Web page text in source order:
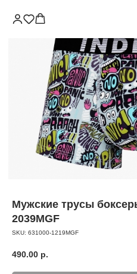
Мужские трусы
2039MGF
SKU: 631000-1219MGF
490.00 р.